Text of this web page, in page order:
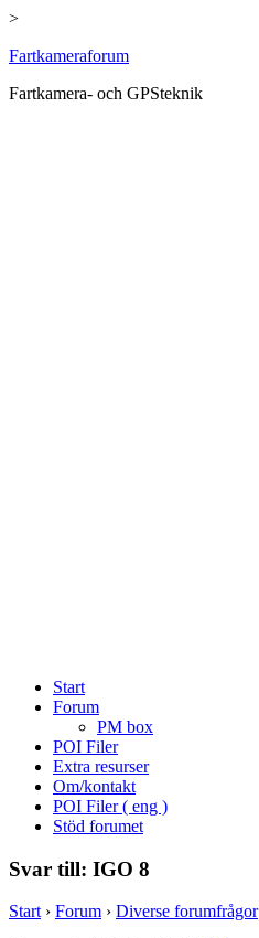
>
Hoppa
innehåll
Fartkameraforum
Fartkamera- och GPSteknik
Start
Forum
PM box
POI Filer
Extra resurser
Om/kontakt
POI Filer ( eng )
Stöd forumet
Svar till: IGO 8
Start › Forum › Diverse forumfrågor